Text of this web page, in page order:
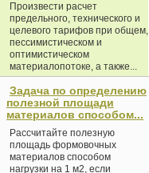
Произвести расчет
предельного, технического и
целевого тарифов при общем,
пессимистическом и
оптимистическом
материалопотоке, а также...
Задача по определению
полезной площади
материалов способом...
Рассчитайте полезную
площадь формовочных
материалов способом
нагрузки на 1 м2, если